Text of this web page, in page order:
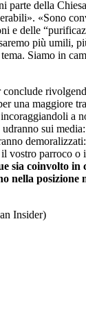
parte della
«Sono
e delle
più umili,
Siamo in
una maggiore
a
udranno sui
vostro parroco o
sia coinvolto in
nella posizione
Insider)